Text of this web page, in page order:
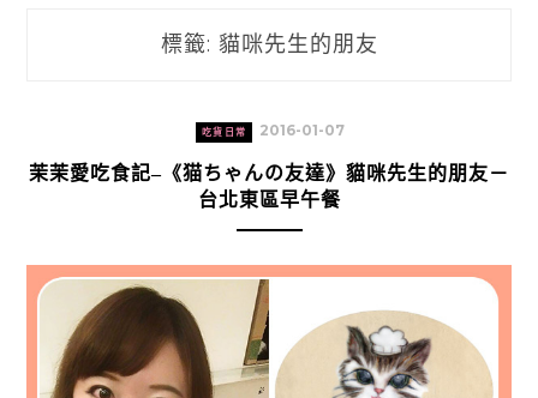
標籤: 貓咪先生的朋友
吃貨日常 2016-01-07
茉茉愛吃食記–《猫ちゃんの友達》貓咪先生的朋友－
台北東區早午餐